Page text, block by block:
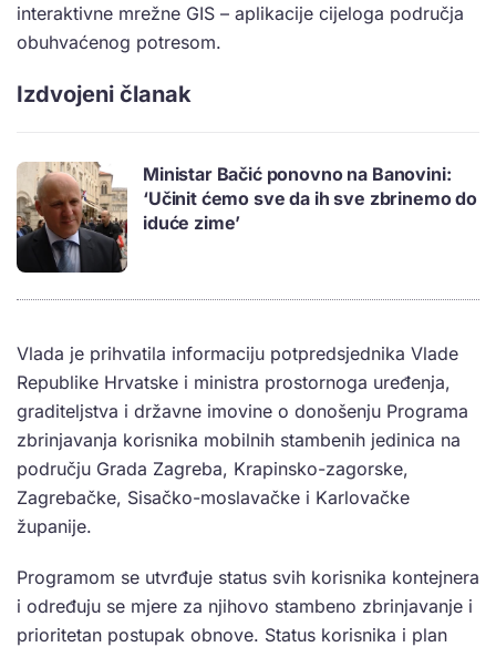
interaktivne mrežne GIS – aplikacije cijeloga područja
obuhvaćenog potresom.
Izdvojeni članak
Ministar Bačić ponovno na Banovini:
‘Učinit ćemo sve da ih sve zbrinemo do
iduće zime’
Vlada je prihvatila informaciju potpredsjednika Vlade
Republike Hrvatske i ministra prostornoga uređenja,
graditeljstva i državne imovine o donošenju Programa
zbrinjavanja korisnika mobilnih stambenih jedinica na
području Grada Zagreba, Krapinsko-zagorske,
Zagrebačke, Sisačko-moslavačke i Karlovačke
županije.
Programom se utvrđuje status svih korisnika kontejnera
i određuju se mjere za njihovo stambeno zbrinjavanje i
prioritetan postupak obnove. Status korisnika i plan